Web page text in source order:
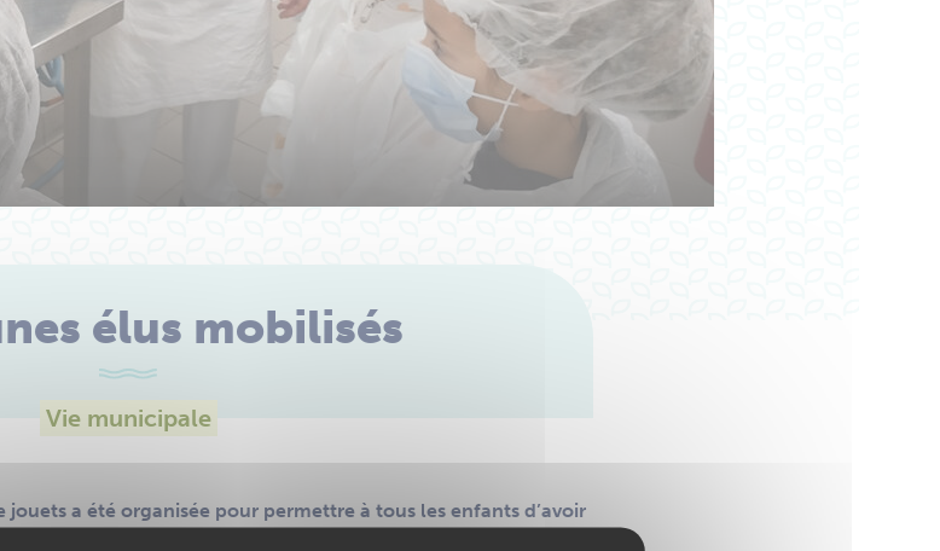
élus mobilisés
Vie municipale
a été organisée pour permettre à tous les enfants d’avoir